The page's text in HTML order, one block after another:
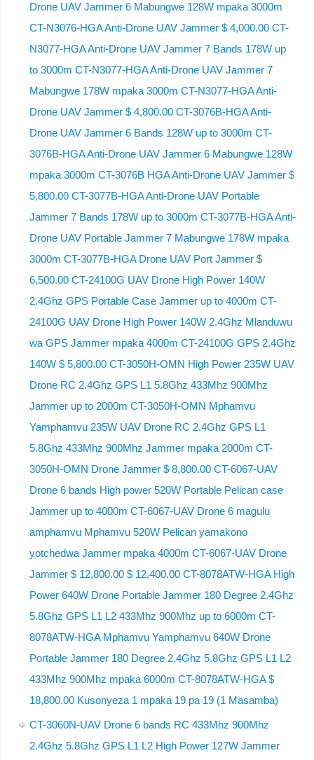
Drone UAV Jammer 6 Mabungwe 128W mpaka 3000m
CT-N3076-HGA ​​Anti-Drone UAV Jammer $ 4,000.00 CT-
N3077-HGA Anti-Drone UAV Jammer 7 Bands 178W up
to 3000m CT-N3077-HGA Anti-Drone UAV Jammer 7
Mabungwe 178W mpaka 3000m CT-N3077-HGA Anti-
Drone UAV Jammer $ 4,800.00 CT-3076B-HGA Anti-
Drone UAV Jammer 6 Bands 128W up to 3000m CT-
3076B-HGA Anti-Drone UAV Jammer 6 Mabungwe 128W
mpaka 3000m CT-3076B HGA Anti-Drone UAV Jammer $
5,800.00 CT-3077B-HGA Anti-Drone UAV Portable
Jammer 7 Bands 178W up to 3000m CT-3077B-HGA Anti-
Drone UAV Portable Jammer 7 Mabungwe 178W mpaka
3000m CT-3077B-HGA Drone UAV Port Jammer $
6,500.00 CT-24100G UAV Drone High Power 140W
2.4Ghz GPS Portable Case Jammer up to 4000m CT-
24100G UAV Drone High Power 140W 2.4Ghz Mlanduwu
wa GPS Jammer mpaka 4000m CT-24100G GPS 2.4Ghz
140W $ 5,800.00 CT-3050H-OMN High Power 235W UAV
Drone RC 2.4Ghz GPS L1 5.8Ghz 433Mhz 900Mhz
Jammer up to 2000m CT-3050H-OMN Mphamvu
Yamphamvu 235W UAV Drone RC 2.4Ghz GPS L1
5.8Ghz 433Mhz 900Mhz Jammer mpaka 2000m CT-
3050H-OMN Drone Jammer $ 8,800.00 CT-6067-UAV
Drone 6 bands High power 520W Portable Pelican case
Jammer up to 4000m CT-6067-UAV Drone 6 magulu
amphamvu Mphamvu 520W Pelican yamakono
yotchedwa Jammer mpaka 4000m CT-6067-UAV Drone
Jammer $ 12,800.00 $ 12,400.00 CT-8078ATW-HGA High
Power 640W Drone Portable Jammer 180 Degree 2.4Ghz
5.8Ghz GPS L1 L2 433Mhz 900Mhz up to 6000m CT-
8078ATW-HGA Mphamvu Yamphamvu 640W Drone
Portable Jammer 180 Degree 2.4Ghz 5.8Ghz GPS L1 L2
433Mhz 900Mhz mpaka 6000m CT-8078ATW-HGA $
18,800.00 Kusonyeza 1 mpaka 19 pa 19 (1 Masamba)
CT-3060N-UAV Drone 6 bands RC 433Mhz 900Mhz
2.4Ghz 5.8Ghz GPS L1 L2 High Power 127W Jammer